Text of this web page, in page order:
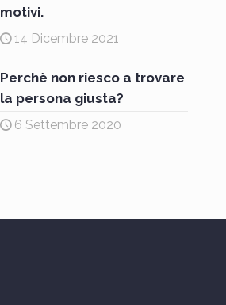
motivi.
14 Dicembre 2021
Perchè non riesco a trovare
la persona giusta?
6 Settembre 2020